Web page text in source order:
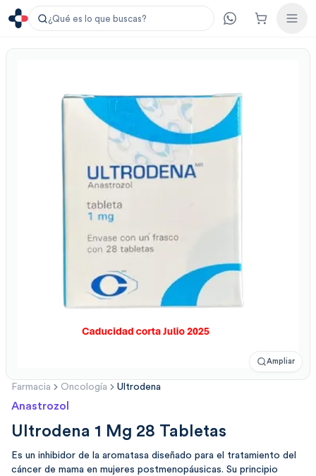
¿Qué es lo que buscas?
Ampliar
Farmacia Oncología Ultrodena
Anastrozol
Ultrodena 1 Mg 28 Tabletas
Es un inhibidor de la aromatasa diseñado para el tratamiento del
cáncer de mama en mujeres postmenopáusicas. Su principio